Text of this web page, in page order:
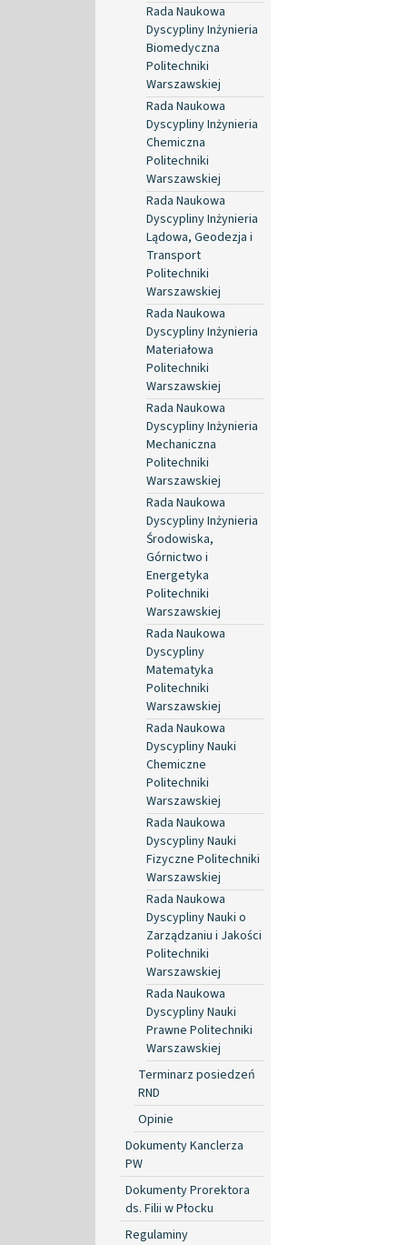
Rada Naukowa
Dyscypliny Inżynieria
Biomedyczna
Politechniki
Warszawskiej
Rada Naukowa
Dyscypliny Inżynieria
Chemiczna
Politechniki
Warszawskiej
Rada Naukowa
Dyscypliny Inżynieria
Lądowa, Geodezja i
Transport
Politechniki
Warszawskiej
Rada Naukowa
Dyscypliny Inżynieria
Materiałowa
Politechniki
Warszawskiej
Rada Naukowa
Dyscypliny Inżynieria
Mechaniczna
Politechniki
Warszawskiej
Rada Naukowa
Dyscypliny Inżynieria
Środowiska,
Górnictwo i
Energetyka
Politechniki
Warszawskiej
Rada Naukowa
Dyscypliny
Matematyka
Politechniki
Warszawskiej
Rada Naukowa
Dyscypliny Nauki
Chemiczne
Politechniki
Warszawskiej
Rada Naukowa
Dyscypliny Nauki
Fizyczne Politechniki
Warszawskiej
Rada Naukowa
Dyscypliny Nauki o
Zarządzaniu i Jakości
Politechniki
Warszawskiej
Rada Naukowa
Dyscypliny Nauki
Prawne Politechniki
Warszawskiej
Terminarz posiedzeń
RND
Opinie
Dokumenty Kanclerza
PW
Dokumenty Prorektora
ds. Filii w Płocku
Regulaminy